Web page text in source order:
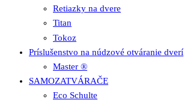
Retiazky na dvere
Titan
Tokoz
Príslušenstvo na núdzové otváranie dverí
Master ®
SAMOZATVÁRAČE
Eco Schulte